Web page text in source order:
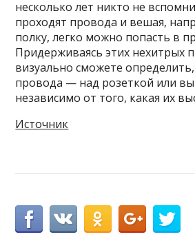
несколько лет никто не
проходят провода и вешая,
полку, легко можно попасть в
Придерживаясь этих нехитрых
визуально сможете
провода — над розеткой или
независимо от того, какая их
Источник